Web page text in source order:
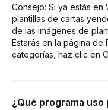
Consejo: Si ya estás
plantillas de cartas
de las imágenes de
Estarás en la página de
categorías, haz clic en
¿Qué programa